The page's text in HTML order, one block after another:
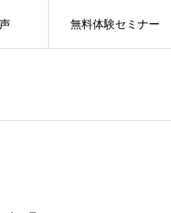
無料体験セミナー